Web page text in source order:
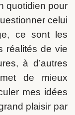
quotidien pour
celui
ce sont
les
réalités de vie
à d’autres
de mieux
mes idées
plaisir par